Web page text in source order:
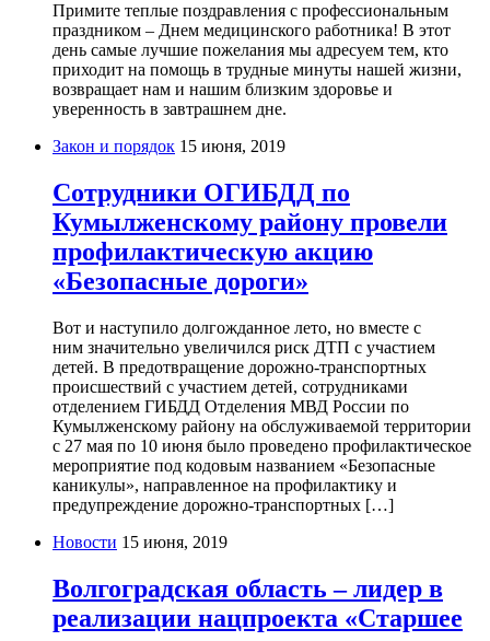
Примите теплые поздравления с профессиональным
праздником – Днем медицинского работника! В этот
день самые лучшие пожелания мы адресуем тем, кто
приходит на помощь в трудные минуты нашей жизни,
возвращает нам и нашим близким здоровье и
уверенность в завтрашнем дне.
Закон и порядок 15 июня, 2019
Сотрудники ОГИБДД по
Кумылженскому району провели
профилактическую акцию
«Безопасные дороги»
Вот и наступило долгожданное лето, но вместе с
ним значительно увеличился риск ДТП с участием
детей. В предотвращение дорожно-транспортных
происшествий с участием детей, сотрудниками
отделением ГИБДД Отделения МВД России по
Кумылженскому району на обслуживаемой территории
с 27 мая по 10 июня было проведено профилактическое
мероприятие под кодовым названием «Безопасные
каникулы», направленное на профилактику и
предупреждение дорожно-транспортных […]
Новости 15 июня, 2019
Волгоградская область – лидер в
реализации нацпроекта «Старшее